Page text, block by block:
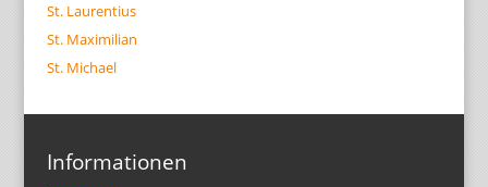
St. Laurentius
St. Maximilian
St. Michael
Informationen